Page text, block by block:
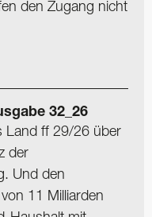
den Zugang nicht
32_26
Land ff 29/26 über
der
Und den
11 Milliarden